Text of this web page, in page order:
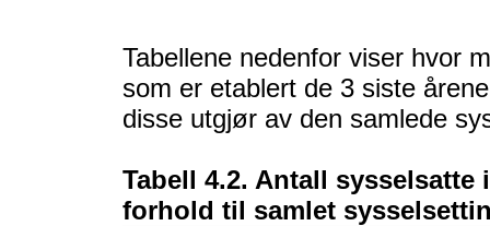
Tabellene nedenfor viser hvor
som er etablert de 3 siste
disse utgjør av den samlede
Tabell 4.2. Antall
forhold til samlet